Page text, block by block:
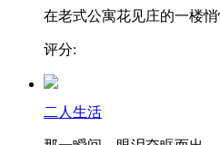
在老式公寓花见庄的一楼
评分:
二人生活